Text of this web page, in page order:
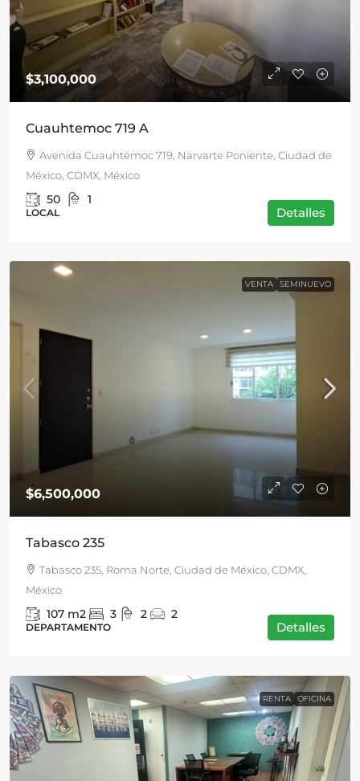
$3,100,000
Cuauhtemoc 719 A
Avenida Cuauhtémoc 719, Narvarte Poniente, Ciudad de
México, CDMX, México
50 1
LOCAL Detalles
VENTA SEMINUEVO
$6,500,000
Tabasco 235
Tabasco 235, Roma Norte, Ciudad de México, CDMX,
México
107 m2 3 2 2
DEPARTAMENTO Detalles
RENTA OFICINA